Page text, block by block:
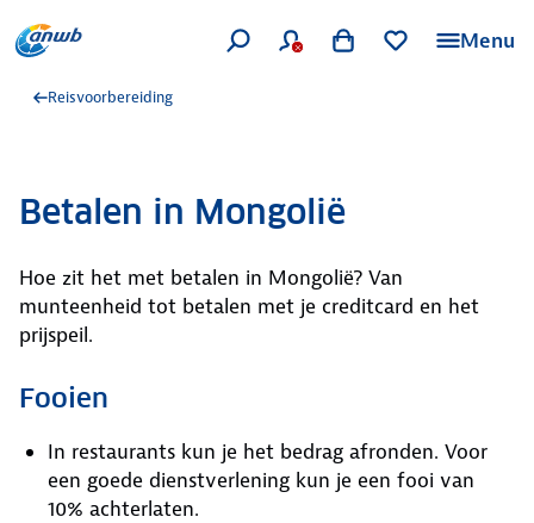
Menu
Reisvoorbereiding
Betalen in Mongolië
Hoe zit het met betalen in Mongolië? Van
munteenheid tot betalen met je creditcard en het
prijspeil.
Fooien
In restaurants kun je het bedrag afronden. Voor
een goede dienstverlening kun je een fooi van
10% achterlaten.